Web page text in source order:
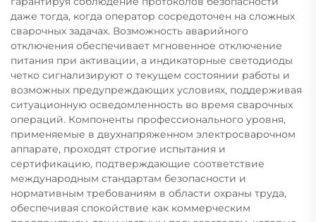
даже тогда, когда оператор сосредоточен на сложных
сварочных задачах. Возможность аварийного
отключения обеспечивает мгновенное отключение
питания при активации, а индикаторные светодиоды
четко сигнализируют о текущем состоянии работы и
возможных предупреждающих условиях, поддерживая
ситуационную осведомленность во время сварочных
операций. Компоненты профессионального уровня,
применяемые в двухнапряженном электросварочном
аппарате, проходят строгие испытания и
сертификацию, подтверждающие соответствие
международным стандартам безопасности и
нормативным требованиям в области охраны труда,
обеспечивая спокойствие как коммерческим